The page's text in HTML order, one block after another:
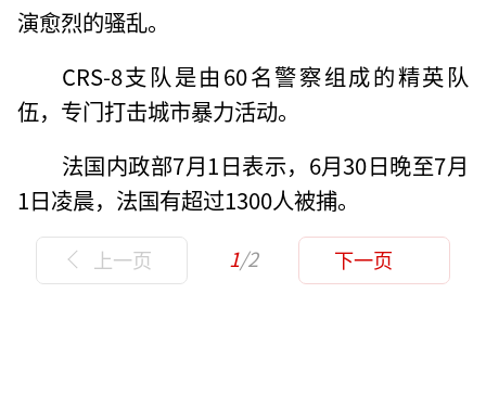
演愈烈的骚乱。
CRS-8支队是由60名警察组成的精英队
伍，专门打击城市暴力活动。
法国内政部7月1日表示，6月30日晚至7月
1日凌晨，法国有超过1300人被捕。
上一页 1/2 下一页